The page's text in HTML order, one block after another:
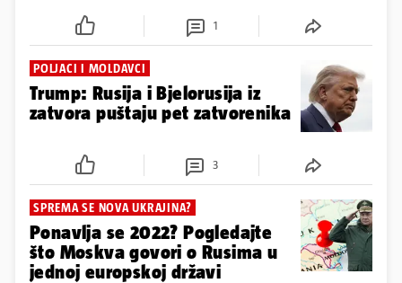
1
POLJACI I MOLDAVCI
Trump: Rusija i Bjelorusija iz
zatvora puštaju pet zatvorenika
3
SPREMA SE NOVA UKRAJINA?
Ponavlja se 2022? Pogledajte
što Moskva govori o Rusima u
jednoj europskoj državi